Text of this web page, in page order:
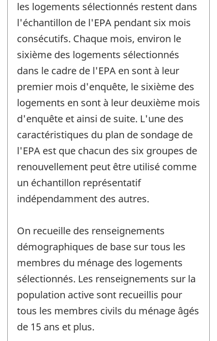
les logements sélectionnés restent dans
l'échantillon de l'EPA pendant six mois
consécutifs. Chaque mois, environ le
sixième des logements sélectionnés
dans le cadre de l'EPA en sont à leur
premier mois d'enquête, le sixième des
logements en sont à leur deuxième mois
d'enquête et ainsi de suite. L'une des
caractéristiques du plan de sondage de
l'EPA est que chacun des six groupes de
renouvellement peut être utilisé comme
un échantillon représentatif
indépendamment des autres.
On recueille des renseignements
démographiques de base sur tous les
membres du ménage des logements
sélectionnés. Les renseignements sur la
population active sont recueillis pour
tous les membres civils du ménage âgés
de 15 ans et plus.